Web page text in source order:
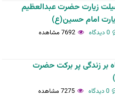
زیارت حضرت عبدالعظیم
امام حسین(ع)
0 دیدگاه 7692 مشاهده
بر زندگی پر برکت حضرت
0 دیدگاه 7275 مشاهده